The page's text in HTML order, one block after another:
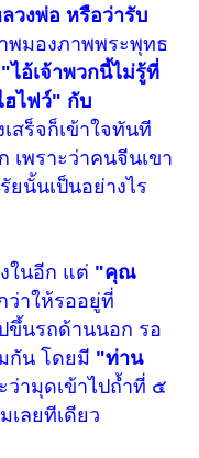
วงพ่อ หรือว่ารับ
พมองภาพพระพุทธ
"ไอ้เจ้าพวกนี้ไม่รู้ที่
ฮไฟว์" กับ
สร็จก็เข้าใจทันที
เพราะว่าคนจีนเขา
ยนั้นเป็นอย่างไร
ในอีก แต่ "คุณ
ว่าให้รออยู่ที่
ขึ้นรถด้านนอก รอ
กัน โดยมี "ท่าน
ว่ามุดเข้าไปถ้ำที่ ๕
เลยทีเดียว